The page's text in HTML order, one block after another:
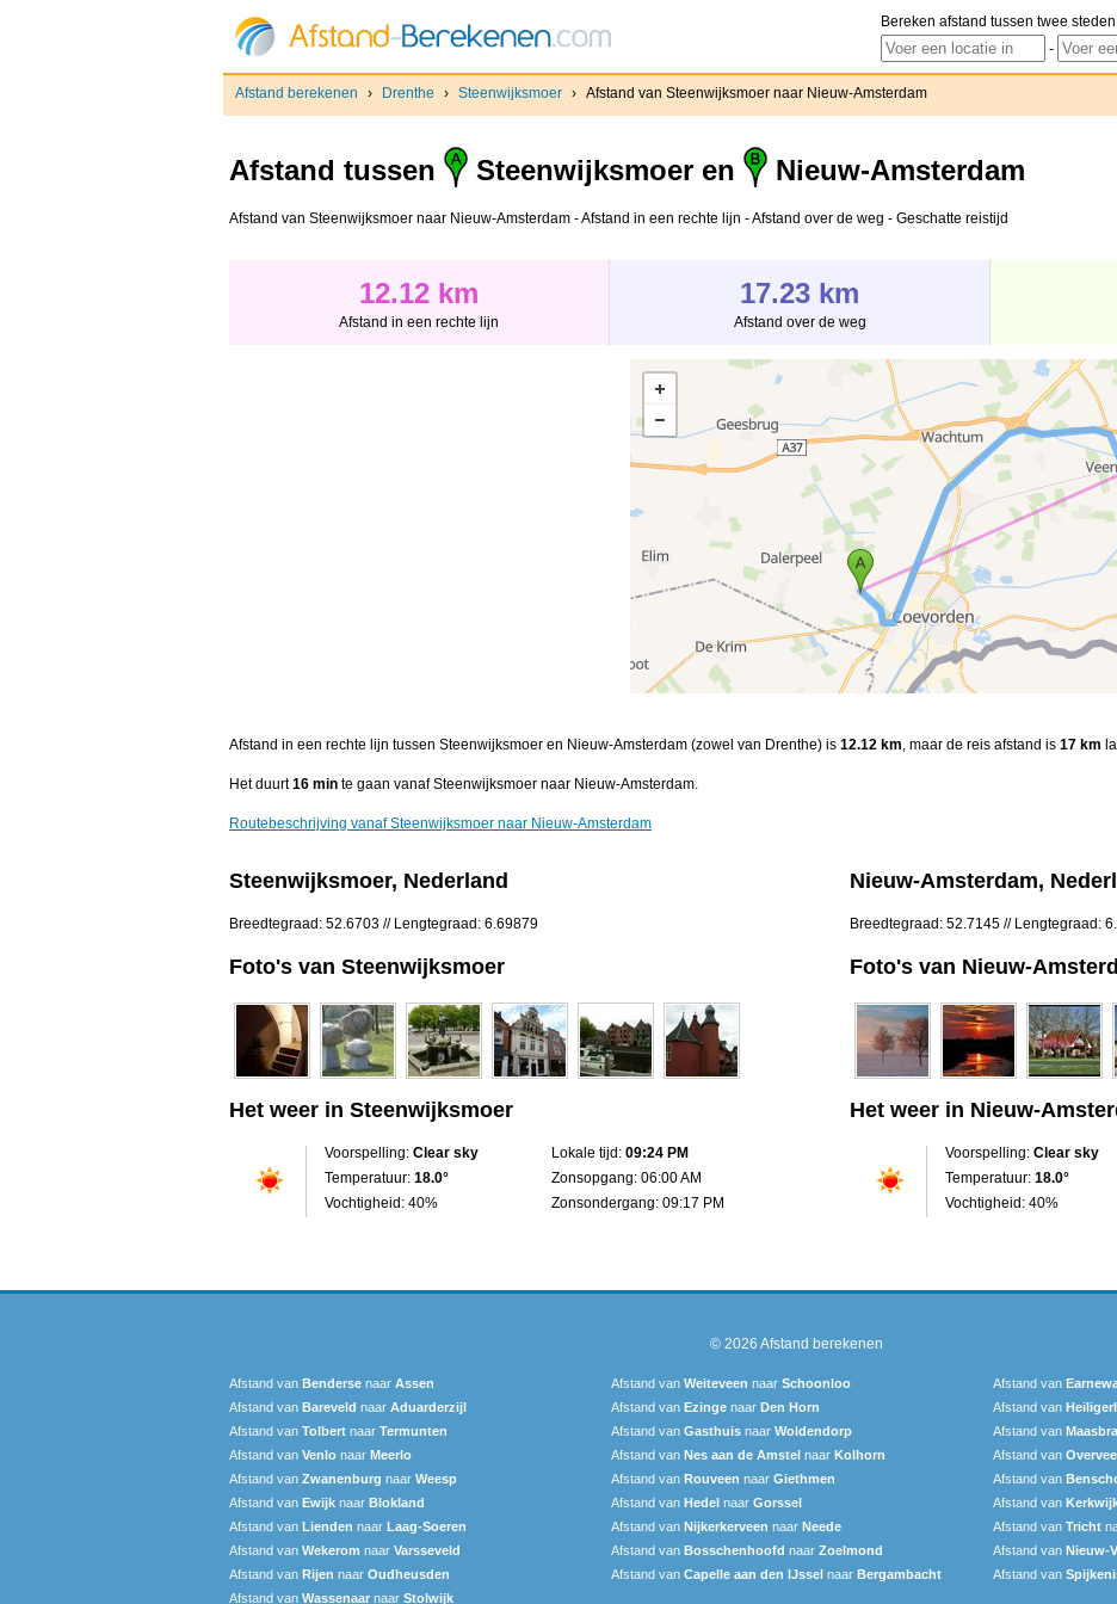
Bereken afstand tussen twee
-
Afstand berekenen › Drenthe › Steenwijksmoer › Afstand van Steenwijksmoer naar Nieuw-Amsterdam
Afstand tussen Steenwijksmoer en Nieuw-Amsterdam
Afstand van Steenwijksmoer naar Nieuw-Amsterdam - Afstand in een rechte lijn - Afstand over de weg - Geschatte reistijd
12.12 km
Afstand in een rechte lijn
17.23 km
Afstand over de weg
Afstand in een rechte lijn tussen Steenwijksmoer en Nieuw-Amsterdam (zowel van Drenthe) is 12.12 km, maar de reis afstand is 17 km
Het duurt16 min te gaan vanaf Steenwijksmoer naar Nieuw-Amsterdam.
Routebeschrijving vanaf Steenwijksmoer naar Nieuw-Amsterdam
Steenwijksmoer, Nederland
Breedtegraad: 52.6703 // Lengtegraad: 6.69879
Foto's van Steenwijksmoer
Het weer in Steenwijksmoer
Voorspelling: Clear sky
Temperatuur: 18.0°
Vochtigheid: 40%
Lokale tijd: 09:24 PM
Zonsopgang: 06:00 AM
Zonsondergang: 09:17 PM
Nieuw-Amsterdam,
Breedtegraad: 52.7145 // Lengtegraad:
Foto's van Nieuw-
Het weer in Nieuw-
Voorspelling: Clear sky
Temperatuur: 18.0°
Vochtigheid: 40%
© 2026 Afstand berekenen
Afstand van Benderse naar Assen Afstand van Weiteveen naar Schoonloo Afstand van
Afstand van Bareveld naar Aduarderzijl Afstand van Ezinge naar Den Horn Afstand van
Afstand van Tolbert naar Termunten Afstand van Gasthuis naar Woldendorp Afstand van
Afstand van Venlo naar Meerlo Afstand van Nes aan de Amstel naar Kolhorn Afstand van
Afstand van Zwanenburg naar Weesp Afstand van Rouveen naar Giethmen Afstand van
Afstand van Ewijk naar Blokland Afstand van Hedel naar Gorssel Afstand van
Afstand van Lienden naar Laag-Soeren Afstand van Nijkerkerveen naar Neede Afstand van Tricht
Afstand van Wekerom naar Varsseveld Afstand van Bosschenhoofd naar Zoelmond Afstand van Nieuw-
Afstand van Rijen naar Oudheusden Afstand van Capelle aan den IJssel naar Bergambacht Afstand van
Afstand van Wassenaar naar Stolwijk